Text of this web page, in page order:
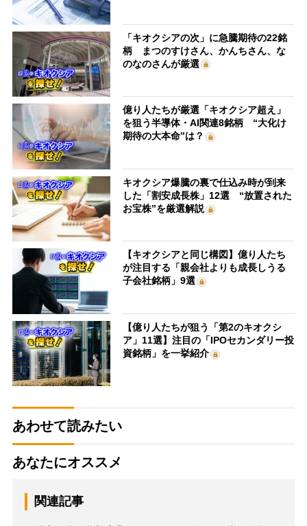
「キオクシアの次」に急騰期待の22銘
柄 まつのすけさん、かんちさん、な
のなのさんが厳選
億り人たちが厳選「キオクシア超え」
を狙う半導体・AI関連8銘柄 “大化け
期待の大本命”は？
キオクシア爆騰の裏で仕込み時が到来
した「割安成長株」12選 “放置された
お宝株”を厳選解説
【キオクシアと同じ構図】億り人たち
が注目する「親会社よりも成長しうる
子会社銘柄」9選
【億り人たちが狙う「第2のキオクシ
ア」11選】注目の「IPOセカンダリー投
資銘柄」を一挙紹介
あわせて読みたい
あなたにオススメ
関連記事